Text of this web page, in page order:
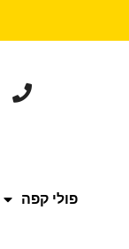
פולי קפה